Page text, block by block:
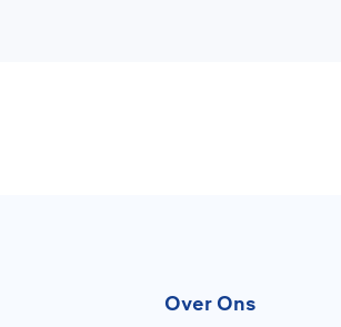
Over Ons